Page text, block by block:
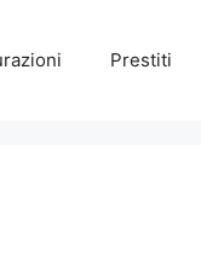
Prestiti